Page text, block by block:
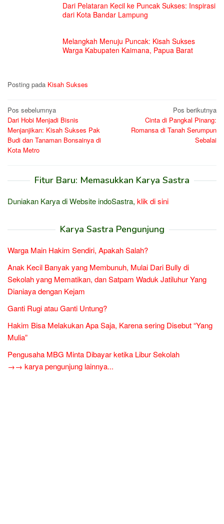
Dari Pelataran Kecil ke Puncak Sukses: Inspirasi
dari Kota Bandar Lampung
Melangkah Menuju Puncak: Kisah Sukses
Warga Kabupaten Kaimana, Papua Barat
Posting pada Kisah Sukses
Navigasi
pos
Pos sebelumnya
Dari Hobi Menjadi Bisnis
Menjanjikan: Kisah Sukses Pak
Budi dan Tanaman Bonsainya di
Kota Metro
Pos berikutnya
Cinta di Pangkal Pinang:
Romansa di Tanah Serumpun
Sebalai
Fitur Baru: Memasukkan Karya Sastra
Duniakan Karya di Website indoSastra, klik di sini
Karya Sastra Pengunjung
Warga Main Hakim Sendiri, Apakah Salah?
Anak Kecil Banyak yang Membunuh, Mulai Dari Bully di
Sekolah yang Mematikan, dan Satpam Waduk Jatiluhur Yang
Dianiaya dengan Kejam
Ganti Rugi atau Ganti Untung?
Hakim Bisa Melakukan Apa Saja, Karena sering Disebut “Yang
Mulia”
Pengusaha MBG Minta Dibayar ketika Libur Sekolah
→→ karya pengunjung lainnya...